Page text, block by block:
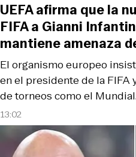
13:02
El organismo europeo
en el presidente de la FIFA
de torneos como el
UEFA afirma que la
FIFA a Gianni
mantiene amenaza